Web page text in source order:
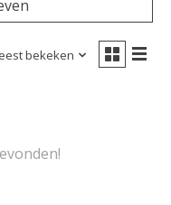
bekeken